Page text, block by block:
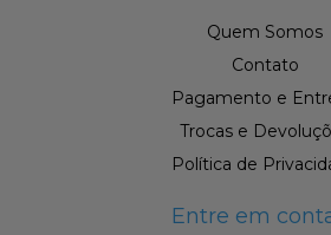
Quem Somos
Contato
Pagamento e
Trocas e
Política de
Entre em